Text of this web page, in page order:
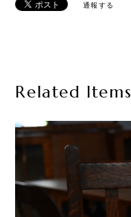
通報する
Related Items